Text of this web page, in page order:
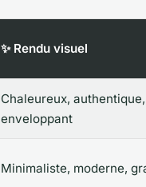
✨ Rendu visuel
Chaleureux, authentique,
enveloppant
Minimaliste, moderne,